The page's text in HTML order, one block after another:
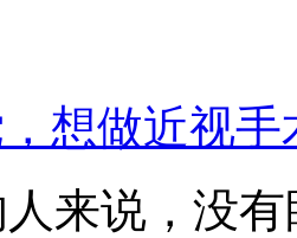
想做近视
来说，没